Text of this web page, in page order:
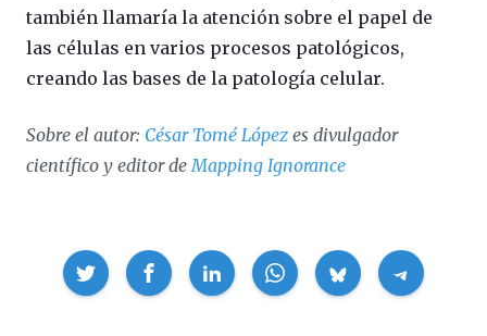
también llamaría la atención sobre el papel de
las células en varios procesos patológicos,
creando las bases de la patología celular.
Sobre el autor: César Tomé López es divulgador
científico y editor deMapping Ignorance
Compartir